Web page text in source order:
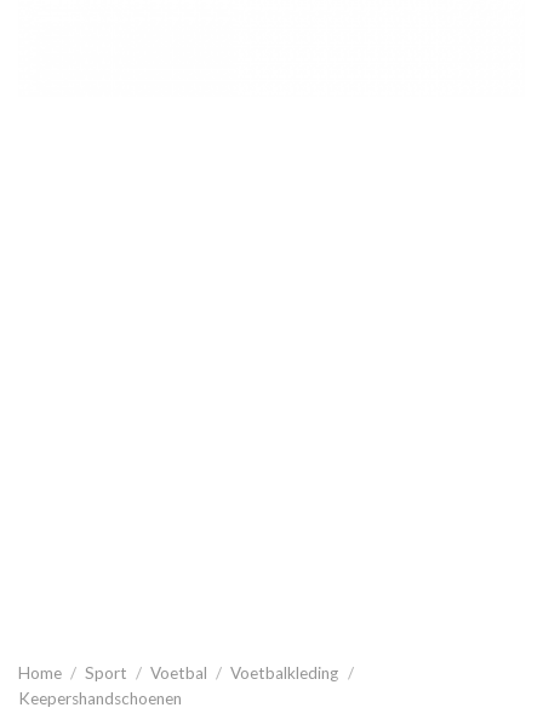
Home / Sport / Voetbal / Voetbalkleding /
Keepershandschoenen